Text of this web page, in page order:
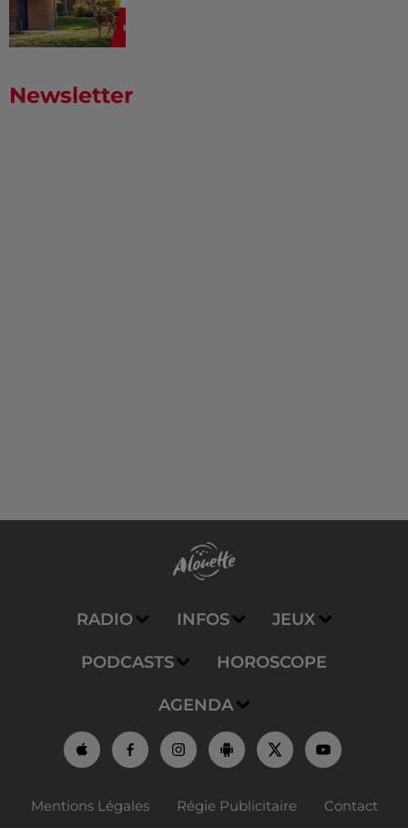
Newsletter
RADIO INFOS JEUX
PODCASTS HOROSCOPE
AGENDA
Mentions Légales Régie Publicitaire Contact